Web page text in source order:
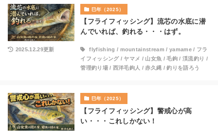
巳年（2025）
【フライフィッシング】流芯の水底に潜
んでいれば、釣れる・・・はず。
2025.12.29更新 flyfishing / mountainstream / yamame/ フラ
イフィッシング/ ヤマメ / 山女魚 /毛鉤 / 渓流釣り /
管理釣り場/ 西洋毛鉤人 /赤久縄 /釣りを語ろう
巳年（2025）
【フライフィッシング】警戒心が高
い・・・これしかない！